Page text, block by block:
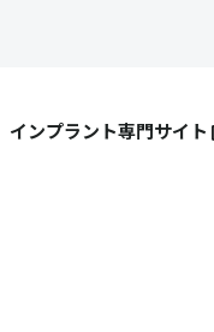
インプラント専門サイト